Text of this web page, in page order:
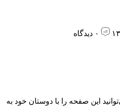
این صفحه را با دوستان خود به